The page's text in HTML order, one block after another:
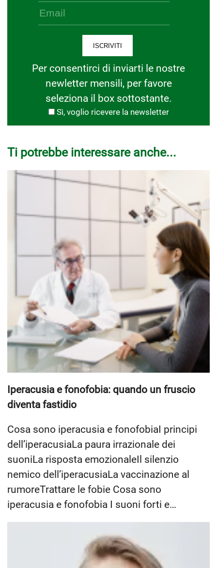
Per consentirci di inviarti le nostre
newletter mensili, per favore
seleziona il box sottostante.
Sì, voglio ricevere la newsletter
Ti potrebbe interessare anche...
Iperacusia e fonofobia: quando un fruscio
diventa fastidio
Cosa sono iperacusia e fonofobiaI principi
dell’iperacusiaLa paura irrazionale dei
suoniLa risposta emozionaleIl silenzio
nemico dell’iperacusiaLa vaccinazione al
rumoreTrattare le fobie Cosa sono
iperacusia e fonofobia I suoni forti e…